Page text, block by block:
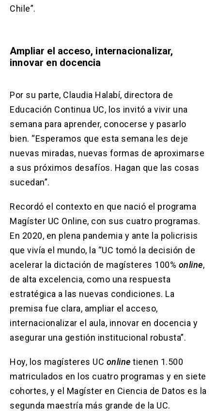
Chile”.
Ampliar el acceso, internacionalizar,
innovar en docencia
Por su parte, Claudia Halabí, directora de
Educación Continua UC, los invitó a vivir una
semana para aprender, conocerse y pasarlo
bien. “Esperamos que esta semana les deje
nuevas miradas, nuevas formas de aproximarse
a sus próximos desafíos. Hagan que las cosas
sucedan”.
Recordó el contexto en que nació el programa
Magíster UC Online, con sus cuatro programas.
En 2020, en plena pandemia y ante la policrisis
que vivía el mundo, la “UC tomó la decisión de
acelerar la dictación de magísteres 100% online,
de alta excelencia, como una respuesta
estratégica a las nuevas condiciones. La
premisa fue clara, ampliar el acceso,
internacionalizar el aula, innovar en docencia y
asegurar una gestión institucional robusta”.
Hoy, los magísteres UC online tienen 1.500
matriculados en los cuatro programas y en siete
cohortes, y el Magíster en Ciencia de Datos es la
segunda maestría más grande de la UC.